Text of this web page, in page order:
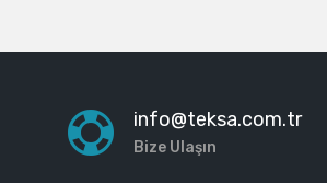
info@teksa.com.tr
Bize Ulaşın